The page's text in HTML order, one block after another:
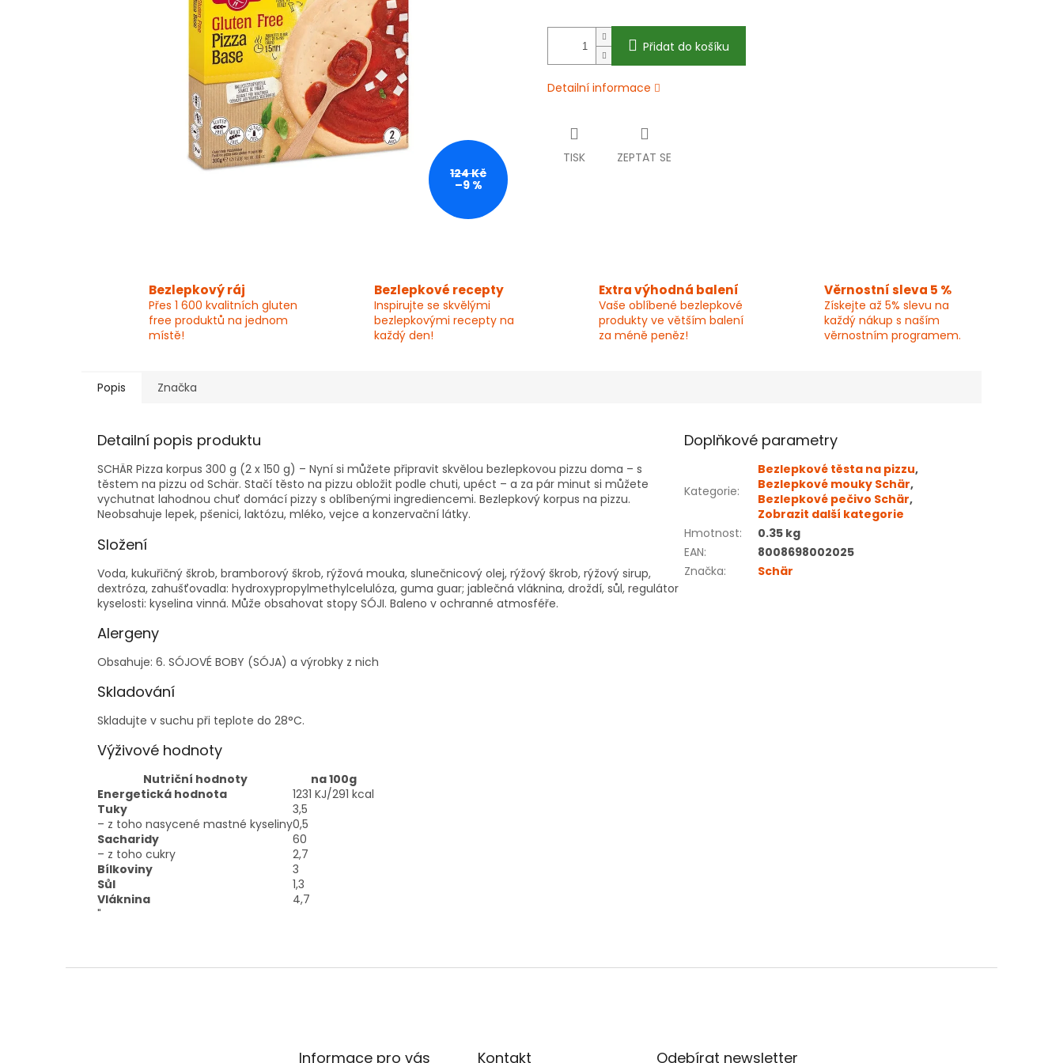
124 Kč
–9 %
Přidat do košíku
Detailní informace
TISK ZEPTAT SE
Bezlepkový ráj
Přes 1 600 kvalitních gluten
free produktů na jednom
místě!
Bezlepkové recepty
Inspirujte se skvělými
bezlepkovými recepty na
každý den!
Extra výhodná balení
Vaše oblíbené bezlepkové
produkty ve větším balení
za méně peněz!
Věrnostní sleva 5 %
Získejte až 5% slevu na
každý nákup s naším
věrnostním programem.
Popis Značka
Detailní popis produktu
SCHÄR Pizza korpus 300 g (2 x 150 g) – Nyní si můžete připravit skvělou bezlepkovou pizzu doma – s
těstem na pizzu od Schär. Stačí těsto na pizzu obložit podle chuti, upéct – a za pár minut si můžete
vychutnat lahodnou chuť domácí pizzy s oblíbenými ingrediencemi. Bezlepkový korpus na pizzu.
Neobsahuje lepek, pšenici, laktózu, mléko, vejce a konzervační látky.
Složení
Voda, kukuřičný škrob, bramborový škrob, rýžová mouka, slunečnicový olej, rýžový škrob, rýžový sirup,
dextróza, zahušťovadla: hydroxypropylmethylcelulóza, guma guar; jablečná vláknina, droždí, sůl, regulátor
kyselosti: kyselina vinná. Může obsahovat stopy SÓJI. Baleno v ochranné atmosféře.
Alergeny
Obsahuje: 6. SÓJOVÉ BOBY (SÓJA) a výrobky z nich
Skladování
Skladujte v suchu při teplote do 28°C.
Výživové hodnoty
Nutriční hodnoty
na 100g
Energetická hodnota
1231 KJ/291 kcal
Tuky
3,5
– z toho nasycené mastné kyseliny0,5
Sacharidy
60
– z toho cukry
2,7
Bílkoviny
3
Sůl
1,3
Vláknina
4,7
"
Doplňkové parametry
Kategorie:
Bezlepkové těsta na pizzu,
Bezlepkové mouky Schär,
Bezlepkové pečivo Schär,
Zobrazit další kategorie
Hmotnost:
0.35 kg
EAN:
8008698002025
Značka: Schär
Informace pro vás Kontakt Odebírat newsletter